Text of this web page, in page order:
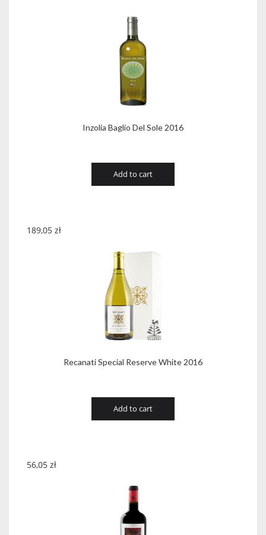
Inzolia Baglio Del Sole 2016
Add to cart
Recanati Special Reserve White 2016
189,05 zł
Add to cart
56,05 zł